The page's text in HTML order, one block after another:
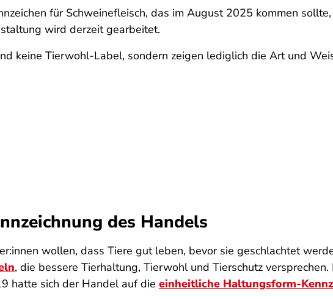
für Schweinefleisch, das im August 2025 kommen
wird derzeit gearbeitet.
keine Tierwohl-Label, sondern zeigen lediglich die Art und
des Handels
wollen, dass Tiere gut leben, bevor sie geschlachtet
, die bessere Tierhaltung, Tierwohl und Tierschutz
hatte sich der Handel auf die einheitliche Haltungsform-